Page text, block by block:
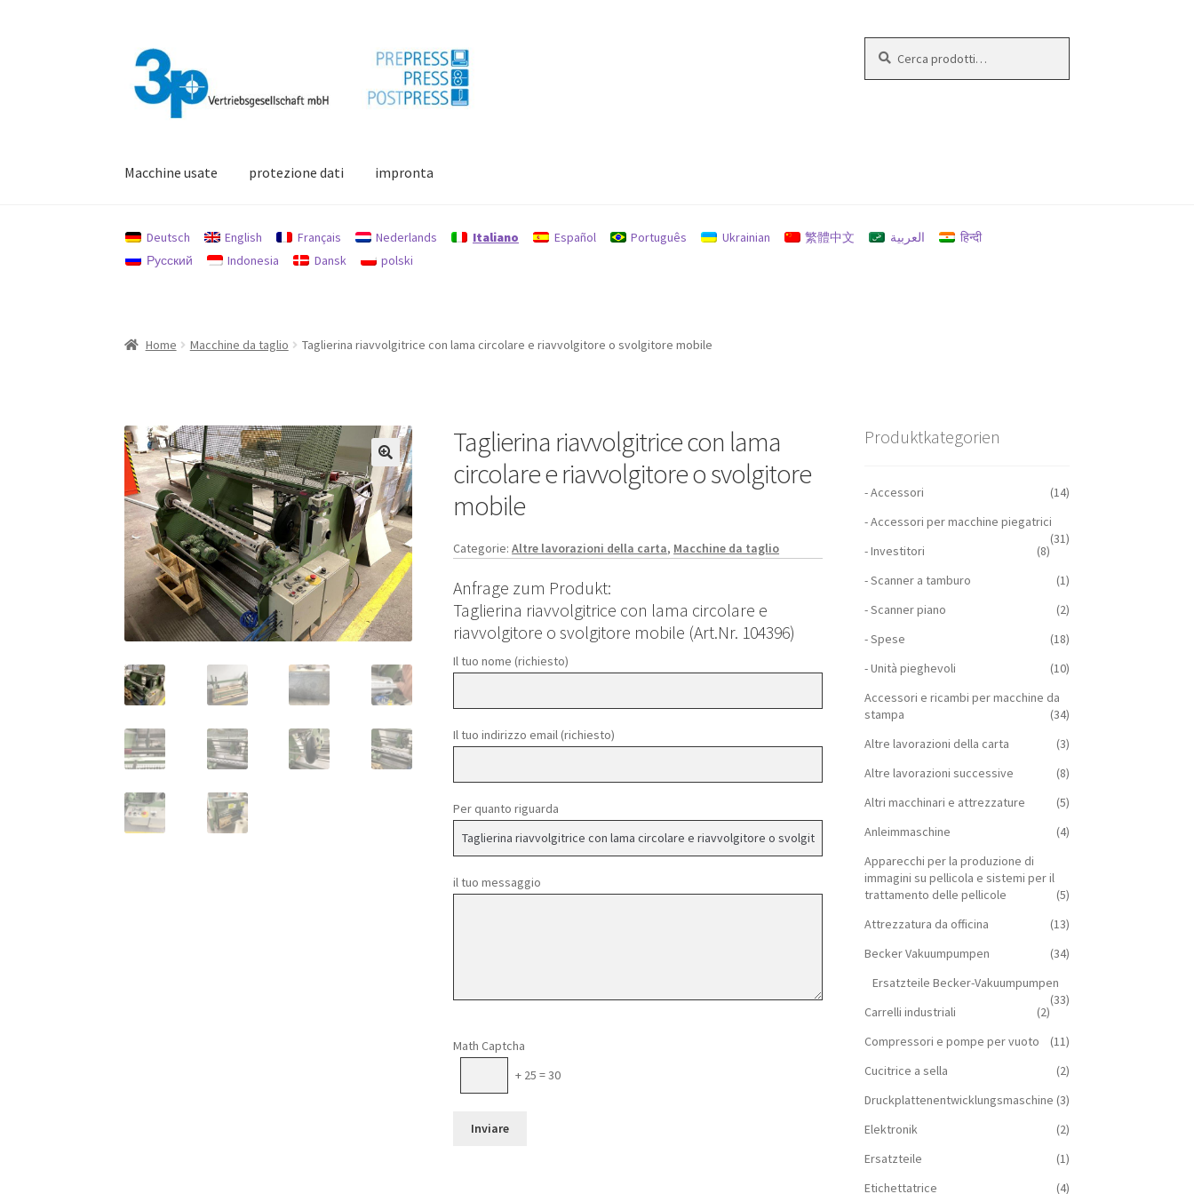
alla
navigazione
al
contenuto
Macchine usate protezione dati impronta
Deutsch English Français Nederlands Italiano Español Português Ukrainian 繁體中文 العربية
हिन्दी
Русский
Indonesia Dansk polski
Home Macchine da taglio Taglierina riavvolgitrice con lama circolare e riavvolgitore o svolgitore mobile
Taglierina riavvolgitrice con lama
circolare e riavvolgitore o svolgitore
mobile
Categorie:Altre lavorazioni della carta, Macchine da taglio
Anfrage zum Produkt:
Taglierina riavvolgitrice con lama circolare e
riavvolgitore o svolgitore mobile (Art.Nr. 104396)
Il tuo nome (richiesto)
Il tuo indirizzo email (richiesto)
Per quanto riguarda
il tuo messaggio
Math Captcha
+ 25 = 30
Produktkategorien
- Accessori
(14)
- Accessori per macchine piegatrici
(31)
- Investitori
(8)
- Scanner a tamburo
(1)
- Scanner piano
(2)
- Spese
(18)
- Unità pieghevoli
(10)
Accessori e ricambi per macchine da
stampa
(34)
Altre lavorazioni della carta
(3)
Altre lavorazioni successive
(8)
Altri macchinari e attrezzature
(5)
Anleimmaschine
(4)
Apparecchi per la produzione di
immagini su pellicola e sistemi per il
trattamento delle pellicole
(5)
Attrezzatura da officina
(13)
Becker Vakuumpumpen
(34)
Ersatzteile Becker-Vakuumpumpen
(33)
Carrelli industriali
(2)
Compressori e pompe per vuoto
(11)
Cucitrice a sella
(2)
Druckplattenentwicklungsmaschine (3)
Elektronik
(2)
Ersatzteile
(1)
Etichettatrice
(4)